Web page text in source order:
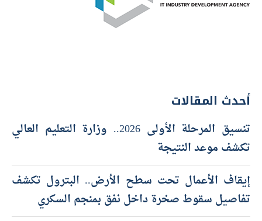
أحدث المقالات
تنسيق المرحلة الأولى 2026.. وزارة التعليم العالي
تكشف موعد النتيجة
إيقاف الأعمال تحت سطح الأرض.. البترول تكشف
تفاصيل سقوط صخرة داخل نفق بمنجم السكري